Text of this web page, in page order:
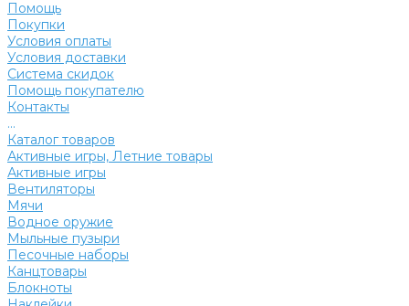
Помощь
Покупки
Условия оплаты
Условия доставки
Система скидок
Помощь покупателю
Контакты
...
Каталог товаров
Активные игры, Летние товары
Активные игры
Вентиляторы
Мячи
Водное оружие
Мыльные пузыри
Песочные наборы
Канцтовары
Блокноты